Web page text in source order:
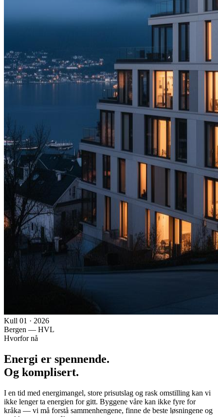
Kull 01 · 2026
Bergen — HVL
Hvorfor nå
Energi er spennende.
Og komplisert.
I en tid med energimangel, store prisutslag og rask omstilling kan vi
ikke lenger ta energien for gitt. Byggene våre kan ikke fyre for
kråka — vi må forstå sammenhengene, finne de beste løsningene og